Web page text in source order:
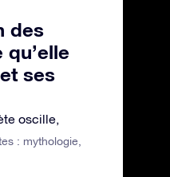
des
ses
: mythologie,
oscille,